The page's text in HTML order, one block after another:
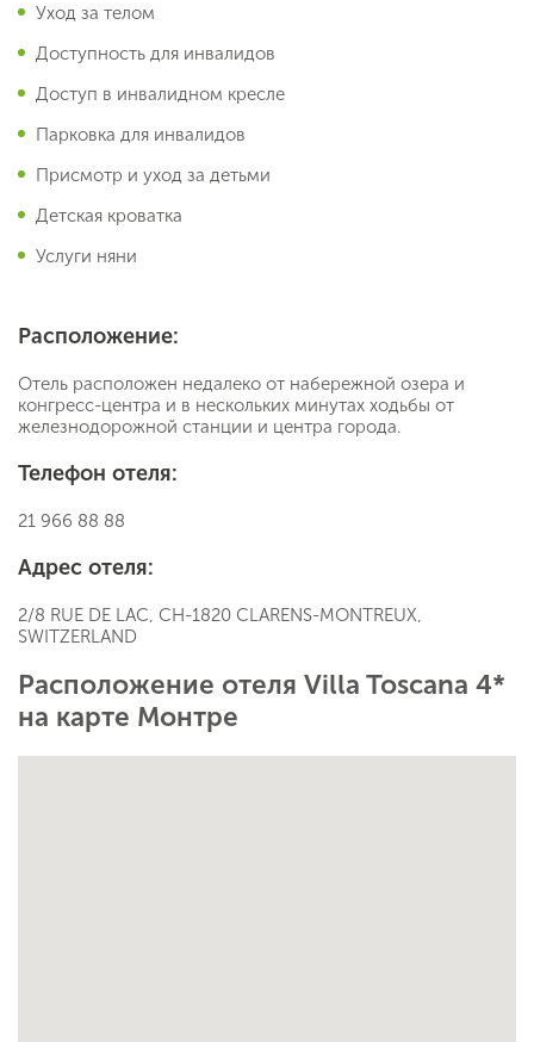
Уход за телом
Доступность для инвалидов
Доступ в инвалидном кресле
Парковка для инвалидов
Присмотр и уход за детьми
Детская кроватка
Услуги няни
Расположение:
Отель расположен недалеко от набережной озера и
конгресс-центра и в нескольких минутах ходьбы от
железнодорожной станции и центра города.
Телефон отеля:
21 966 88 88
Адрес отеля:
2/8 RUE DE LAC, CH-1820 CLARENS-MONTREUX,
SWITZERLAND
Расположение отеля Villa Toscana 4*
на карте Монтре